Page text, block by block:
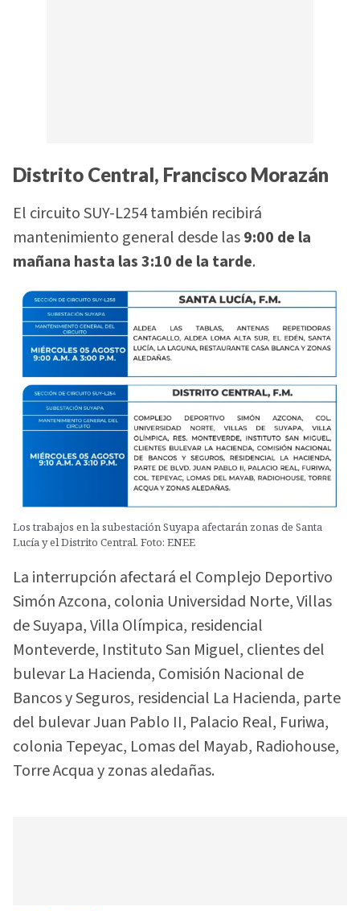
Distrito Central, Francisco Morazán
El circuito SUY-L254 también recibirá
mantenimiento general desde las9:00 de la
mañana hasta las 3:10 de la tarde.
Los trabajos en la subestación Suyapa afectarán zonas de Santa
Lucía y el Distrito Central. Foto: ENEE
La interrupción afectará el Complejo Deportivo
Simón Azcona, colonia Universidad Norte, Villas
de Suyapa, Villa Olímpica, residencial
Monteverde, Instituto San Miguel, clientes del
bulevar La Hacienda, Comisión Nacional de
Bancos y Seguros, residencial La Hacienda, parte
del bulevar Juan Pablo II, Palacio Real, Furiwa,
colonia Tepeyac, Lomas del Mayab, Radiohouse,
Torre Acqua y zonas aledañas.